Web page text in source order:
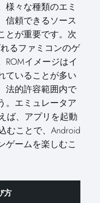
様々な種類のエミ
信頼できるソース
とが重要です。次
るファミコンのゲ
ROMイメージはイ
ていることが多い
法的許容範囲内で
。エミュレータア
ば、アプリを起動
むことで、Android
ゲームを楽しむこ
方